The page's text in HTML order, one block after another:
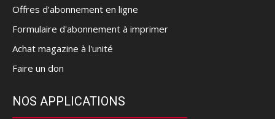
Offres d’abonnement en ligne
Formulaire d'abonnement à imprimer
Achat magazine à l'unité
Faire un don
NOS APPLICATIONS